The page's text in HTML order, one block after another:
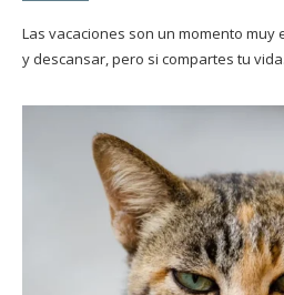
Las vacaciones son un momento
y descansar, pero si compartes tu